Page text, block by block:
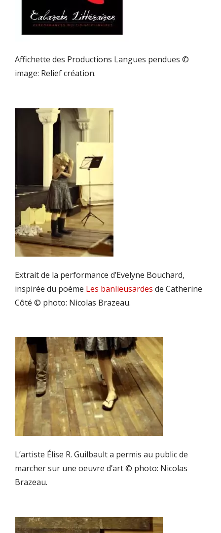
Affichette des Productions Langues pendues ©
image: Relief création.
Extrait de la performance d’Evelyne Bouchard,
inspirée du poème Les banlieusardes de Catherine
Côté © photo: Nicolas Brazeau.
L’artiste Élise R. Guilbault a permis au public de
marcher sur une oeuvre d’art © photo: Nicolas
Brazeau.